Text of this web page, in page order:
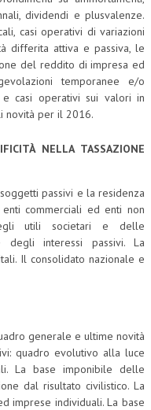
dividendi e plusvalenze.
casi operativi di variazioni
differita attiva e passiva, le
del reddito di impresa ed
temporanee e/o
casi operativi sui valori in
novità per il 2016.
NELLA TASSAZIONE
passivi e la residenza
commerciali ed enti non
utili societari e delle
degli interessi passivi. La
Il consolidato nazionale e
generale e ultime novità
quadro evolutivo alla luce
La base imponibile delle
dal risultato civilistico. La
imprese individuali. La base